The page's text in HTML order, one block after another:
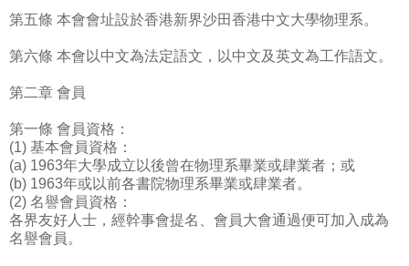
第五條 本會會址設於香港新界沙田香港中文大學物理系。
第六條 本會以中文為法定語文，以中文及英文為工作語文。
第二章 會員
第一條 會員資格：
(1) 基本會員資格：
(a) 1963年大學成立以後曾在物理系畢業或肆業者；或
(b) 1963年或以前各書院物理系畢業或肆業者。
(2) 名譽會員資格：
各界友好人士，經幹事會提名、會員大會通過便可加入成為
名譽會員。